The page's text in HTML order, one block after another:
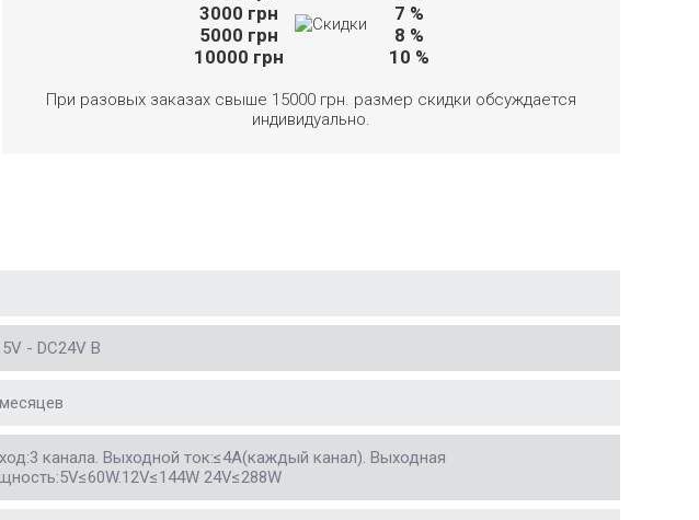
3000 грн
5000 грн
10000 грн
7 %
8 %
10 %
При разовых заказах свыше 15000 грн. размер скидки обсуждается
индивидуально.
5V - DC24V В
канала. Выходной ток:≤4А(каждый канал). Выходная
24V≤288W